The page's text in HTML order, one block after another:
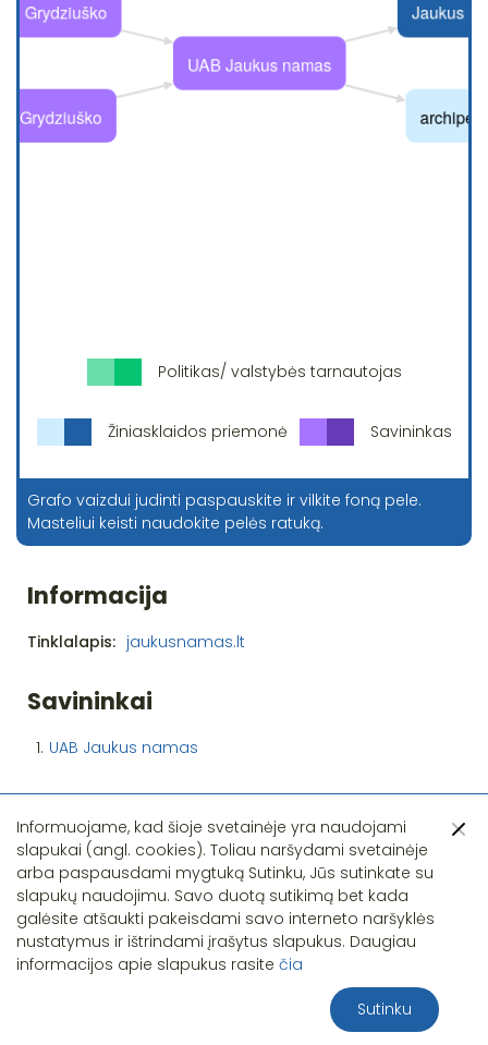
Politikas/ valstybės tarnautojas
Žiniasklaidos priemonė Savininkas
Grafo vaizdui judinti paspauskite ir vilkite foną pele.
Masteliui keisti naudokite pelės ratuką.
Informacija
Tinklalapis: jaukusnamas.lt
Savininkai
1. UAB Jaukus namas
Pastebėjote klaidą?
Informuojame, kad šioje svetainėje yra naudojami
slapukai (angl. cookies). Toliau naršydami svetainėje
arba paspausdami mygtuką Sutinku, Jūs sutinkate su
slapukų naudojimu. Savo duotą sutikimą bet kada
galėsite atšaukti pakeisdami savo interneto naršyklės
nustatymus ir ištrindami įrašytus slapukus. Daugiau
informacijos apie slapukus rasite čia
Sutinku